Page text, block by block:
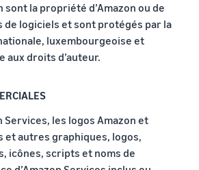
sont la propriété d’Amazon ou de
logiciels et sont protégés par la
luxembourgeoise et
aux droits d’auteur.
Services, les logos Amazon et
et autres graphiques, logos,
icônes, scripts et noms de